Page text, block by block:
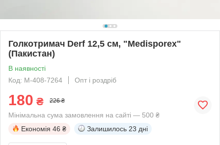
Голкотримач Derf 12,5 см, "Medisporex"
(Пакистан)
В наявності
Код: M-408-7264
Опт і роздріб
180 ₴ 226 ₴
Мінімальна сума замовлення на сайті — 500 ₴
Економія 46 ₴ Залишилось 23 дні